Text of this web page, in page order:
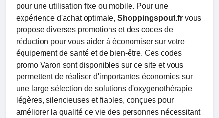
pour une utilisation fixe ou mobile. Pour une
expérience d'achat optimale, Shoppingspout.fr vous
propose diverses promotions et des codes de
réduction pour vous aider à économiser sur votre
équipement de santé et de bien-être. Ces codes
promo Varon sont disponibles sur ce site et vous
permettent de réaliser d'importantes économies sur
une large sélection de solutions d'oxygénothérapie
légères, silencieuses et fiables, conçues pour
améliorer la qualité de vie des personnes nécessitant